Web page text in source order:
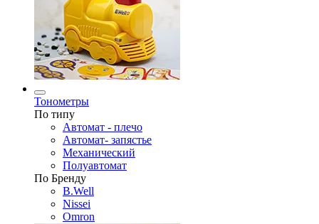
Тонометры
По типу
Автомат - плечо
Автомат- запястье
Механический
Полуавтомат
По Бренду
B.Well
Nissei
Omron